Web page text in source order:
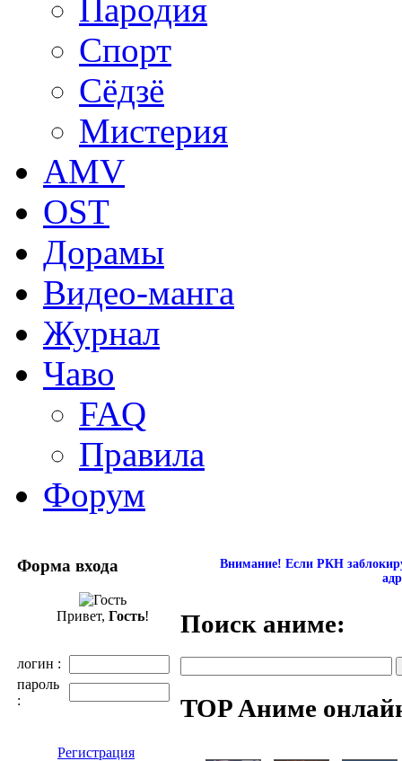
Пародия
Спорт
Сёдзё
Мистерия
AMV
OST
Дорамы
Видео-манга
Журнал
Чаво
FAQ
Правила
Форум
Форма входа
Привет, Гость!
логин :
пароль
:
Регистрация
Внимание! Если РКН
Поиск аниме:
TOP Аниме